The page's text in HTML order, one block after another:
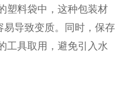
塑料袋中，这种包装材
导致变质。同时，保存
工具取用，避免引入水